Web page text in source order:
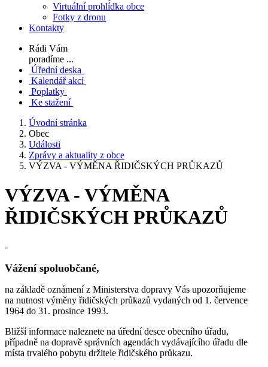
Virtuální prohlídka obce
Fotky z dronu
Kontakty
Rádi Vám
poradíme ...
Úřední deska
Kalendář akcí
Poplatky
Ke stažení
Úvodní stránka
Obec
Události
Zprávy a aktuality z obce
VÝZVA - VÝMĚNA ŘIDIČSKÝCH PRŮKAZŮ
VÝZVA - VÝMĚNA
ŘIDIČSKÝCH PRŮKAZŮ
-
Vážení spoluobčané,
na základě oznámení z Ministerstva dopravy Vás upozorňujeme
na nutnost výměny řidičských průkazů vydaných od 1. července
1964 do 31. prosince 1993.
Bližší informace naleznete na úřední desce obecního úřadu,
případně na dopravě správních agendách vydávajícího úřadu dle
místa trvalého pobytu držitele řidičského průkazu.